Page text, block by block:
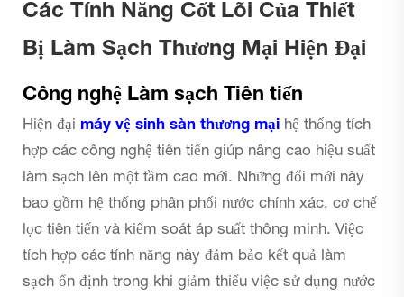
Các Tính Năng Cốt Lõi Của Thiết
Bị Làm Sạch Thương Mại Hiện Đại
Công nghệ Làm sạch Tiên tiến
Hiện đại máy vệ sinh sàn thương mại hệ thống tích
hợp các công nghệ tiên tiến giúp nâng cao hiệu suất
làm sạch lên một tầm cao mới. Những đổi mới này
bao gồm hệ thống phân phối nước chính xác, cơ chế
lọc tiên tiến và kiểm soát áp suất thông minh. Việc
tích hợp các tính năng này đảm bảo kết quả làm
sạch ổn định trong khi giảm thiểu việc sử dụng nước